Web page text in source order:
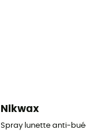
Nikwax
Spray lunette anti-